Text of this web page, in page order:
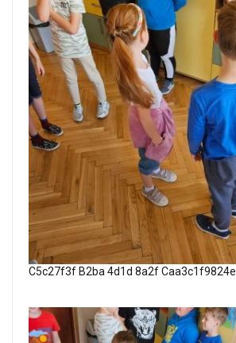
C5c27f3f B2ba 4d1d 8a2f Caa3c1f9824e